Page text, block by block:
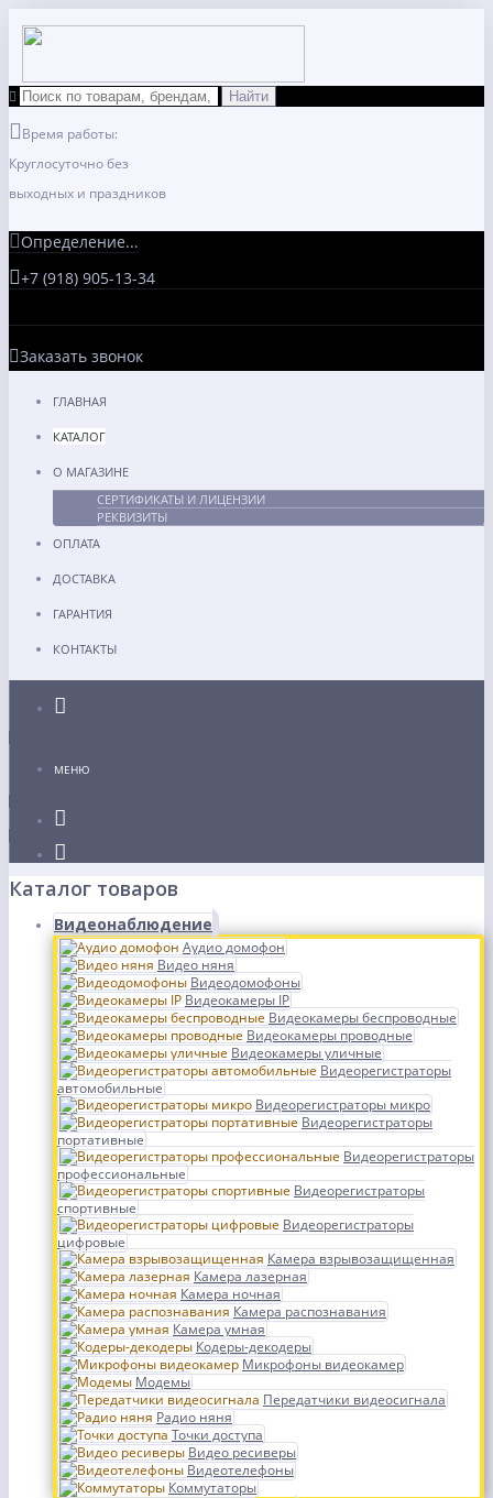
Время работы:
Круглосуточно без
выходных и праздников
Определение...
+7 (918) 905-13-34
Заказать звонок
ГЛАВНАЯ
КАТАЛОГ
О МАГАЗИНЕ
СЕРТИФИКАТЫ И ЛИЦЕНЗИИ
РЕКВИЗИТЫ
ОПЛАТА
ДОСТАВКА
ГАРАНТИЯ
КОНТАКТЫ
МЕНЮ
Каталог товаров
Видеонаблюдение
Аудио домофон
Видео няня
Видеодомофоны
Видеокамеры IP
Видеокамеры беспроводные
Видеокамеры проводные
Видеокамеры уличные
Видеорегистраторы
автомобильные
Видеорегистраторы микро
Видеорегистраторы
портативные
Видеорегистраторы
профессиональные
Видеорегистраторы
спортивные
Видеорегистраторы
цифровые
Камера взрывозащищенная
Камера лазерная
Камера ночная
Камера распознавания
Камера умная
Кодеры-декодеры
Микрофоны видеокамер
Модемы
Передатчики видеосигнала
Радио няня
Точки доступа
Видео ресиверы
Видеотелефоны
Коммутаторы